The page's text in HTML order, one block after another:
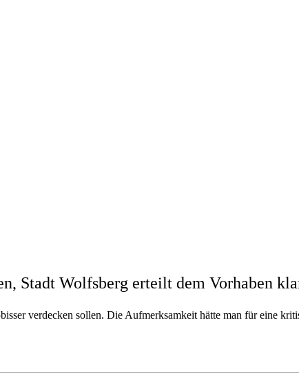
Stadt Wolfsberg erteilt dem Vorhaben
verdecken sollen. Die Aufmerksamkeit hätte man für eine